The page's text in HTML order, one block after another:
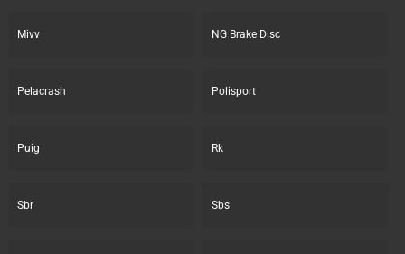
Mivv NG Brake Disc
Pelacrash Polisport
Puig Rk
Sbr Sbs